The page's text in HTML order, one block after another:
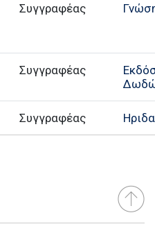
Συγγραφέας
Συγγραφέας
Συγγραφέας